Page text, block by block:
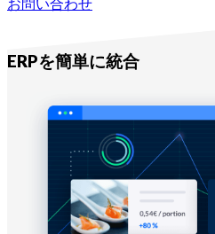
ERPを簡単に統合